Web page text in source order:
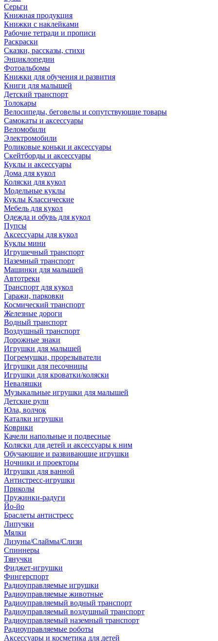
Серьги
Книжная продукция
Книжки с наклейками
Рабочие тетради и прописи
Раскраски
Сказки, рассказы, стихи
Энциклопедии
Фотоальбомы
Книжки для обучения и развития
Книги для малышей
Детский транспорт
Толокары
Велосипеды, беговелы и сопутствующие товары
Самокаты и аксессуары
Веломобили
Электромобили
Роликовые коньки и аксессуары
Скейтборды и аксессуары
Куклы и аксессуары
Дома для кукол
Коляски для кукол
Модельные куклы
Куклы Классические
Мебель для кукол
Одежда и обувь для кукол
Пупсы
Аксессуары для кукол
Куклы мини
Игрушечный транспорт
Наземный транспорт
Машинки для малышей
Автотреки
Транспорт для кукол
Гаражи, парковки
Космический транспорт
Железные дороги
Водный транспорт
Воздушный транспорт
Дорожные знаки
Игрушки для малышей
Погремушки, прорезыватели
Игрушки для песочницы
Игрушки для кроватки/коляски
Неваляшки
Музыкальные игрушки для малышей
Детские рули
Юла, волчок
Каталки игрушки
Коврики
Качели напольные и подвесные
Коляски для детей и аксессуары к ним
Обучающие и развивающие игрушки
Ночники и проекторы
Игрушки для ванной
Антистресс-игрушки
Приколы
Пружинки-радуги
Йо-йо
Браслеты антистресс
Липучки
Мялки
Лизуны/Слаймы/Слизи
Спиннеры
Тянучки
Фиджет-игрушки
Фингерспорт
Радиоуправляемые игрушки
Радиоуправляемые животные
Радиоуправляемый водный транспорт
Радиоуправляемый воздушный транспорт
Радиоуправляемый наземный транспорт
Радиоуправляемые роботы
Аксессуары и косметика для детей